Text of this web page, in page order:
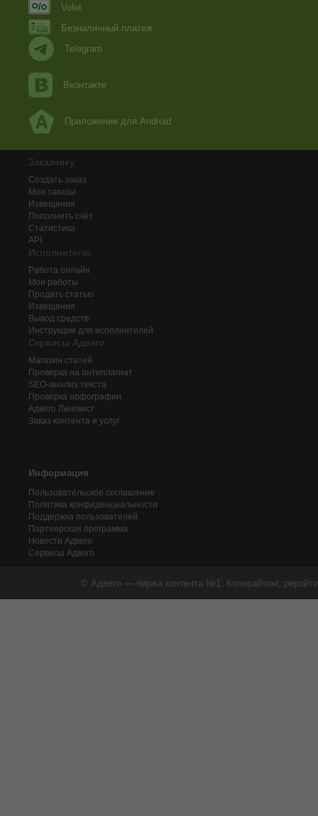
Volet
Безналичный платеж
Telegram
Вконтакте
Приложение для Android
Заказчику
Создать заказ
Мои заказы
Извещения
Пополнить счёт
Статистика
API
Исполнителю
Работа онлайн
Мои работы
Продать статью
Извещения
Вывод средств
Инструкции для исполнителей
Сервисы Адвего
Магазин статей
Проверка на антиплагиат
SEO-анализ текста
Проверка орфографии
Адвего Лингвист
Заказ контента и услуг
Информация
Пользовательское соглашение
Политика конфиденциальности
Поддержка пользователей
Партнерская программа
Новости Адвего
Сервисы Адвего
© Адвего — биржа контента №1. Копирайтинг,